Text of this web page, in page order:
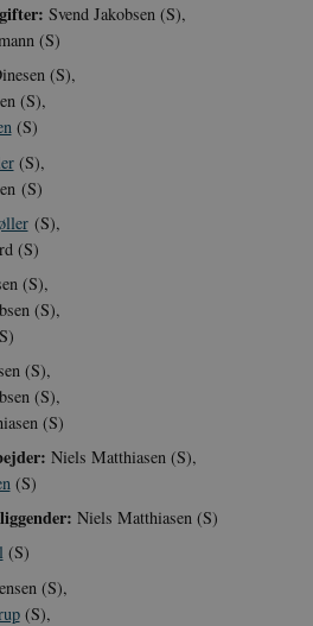
Svend Jakobsen (S),
(S)
(S),
(S),
(S)
(S),
(S)
(S),
(S)
(S),
(S),
(S),
(S),
(S)
Niels Matthiasen (S),
(S)
Niels Matthiasen (S)
(S)
(S),
(S),